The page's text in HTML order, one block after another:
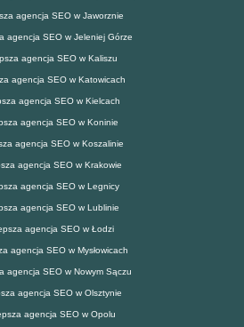
agencja SEO w Jaworznie
agencja SEO w Jeleniej Górze
agencja SEO w Kaliszu
agencja SEO w Katowicach
agencja SEO w Kielcach
agencja SEO w Koninie
agencja SEO w Koszalinie
agencja SEO w Krakowie
agencja SEO w Legnicy
agencja SEO w Lublinie
agencja SEO w Łodzi
agencja SEO w Mysłowicach
agencja SEO w Nowym Sączu
agencja SEO w Olsztynie
agencja SEO w Opolu